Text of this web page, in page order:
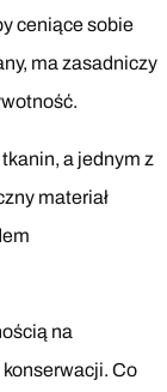
ceniące sobie
ma zasadniczy
a jednym z
materiał
na
konserwacji. Co